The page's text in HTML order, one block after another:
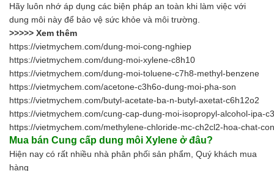
Hãy luôn nhớ áp dụng các biện pháp an toàn khi làm việc với
dung môi này để bảo vệ sức khỏe và môi trường.
>>>>> Xem thêm
https://vietmychem.com/dung-moi-cong-nghiep
https://vietmychem.com/dung-moi-xylene-c8h10
https://vietmychem.com/dung-moi-toluene-c7h8-methyl-benzene
https://vietmychem.com/acetone-c3h6o-dung-moi-pha-son
https://vietmychem.com/butyl-acetate-ba-n-butyl-axetat-c6h12o2
https://vietmychem.com/cung-cap-dung-moi-isopropyl-alcohol-ipa-
https://vietmychem.com/methylene-chloride-mc-ch2cl2-hoa-chat-
Mua bán Cung cấp dung môi Xylene ở đâu?
Hiện nay có rất nhiều nhà phân phối sản phẩm, Quý khách mua
hàng